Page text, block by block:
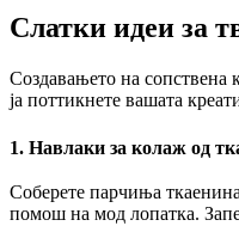
Слатки идеи за
Создавањето на сопствена
ја поттикнете вашата
1. Навлаки за колаж од
Соберете парчиња
помош на мод лопатка.